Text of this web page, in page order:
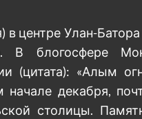
центре Улан-
В блогосфере
(цитата): «Алым
декабря,
столицы.